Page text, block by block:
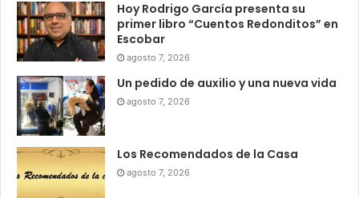
Hoy Rodrigo García presenta su
primer libro “Cuentos Redonditos” en
Escobar
agosto 7, 2026
Un pedido de auxilio y una nueva vida
agosto 7, 2026
Los Recomendados de la Casa
agosto 7, 2026